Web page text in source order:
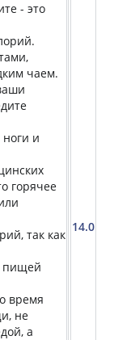
- это
чаем.
ноги и
горячее
так как
пищей
время
не
а
14.0